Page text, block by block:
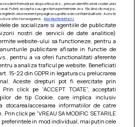
cu arpagic rosu
informații pe dispozitivul dvs., precum identificatorii cookie unici
Puteți accepta sau gestiona preferințele dvs. făcând clic mai jos,
legitim în orice moment pe pagina cu politica de confidențialitate. Aceste
vă vor afecta navigarea.
Mai multe detalii
de socializare si agentiile de publicitate
nostri de servicii de date analitice)
website-ului sa functioneze, pentru a
publicitare afisate in functie de
pentru a va oferi functionalitati aferente
a analiza traficul pe website. Beneficiati
15-22 din GDPR in legatura cu prelucrarea
Aceste drepturi pot fi exercitate prin
. Prin click pe “ACCEPT TOATE”, acceptati
de tip Cookie, care implica inclusiv
accesarea informatiilor de catre
click pe “VREAU SA MODIFIC SETARILE
preferintele in mod individual, mai putin cele